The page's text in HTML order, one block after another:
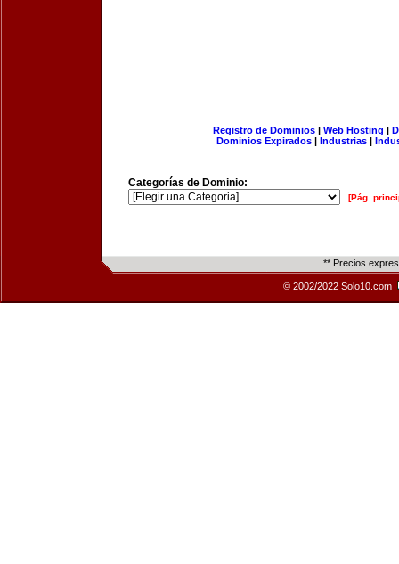
Registro de Dominios| Web Hosting |
Dominios Expirados | Industrias |
Categorías de Dominio:
[Pág.
** Precios
© 2002/2022 Solo10.com